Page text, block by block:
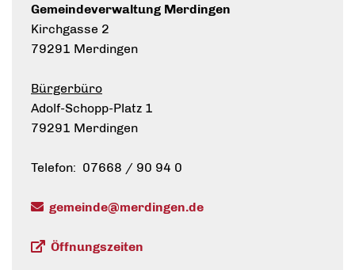
Gemeindeverwaltung Merdingen
Kirchgasse 2
79291 Merdingen
Bürgerbüro
Adolf-Schopp-Platz 1
79291 Merdingen
Telefon: 07668 / 90 94 0
gemeinde@merdingen.de
Öffnungszeiten